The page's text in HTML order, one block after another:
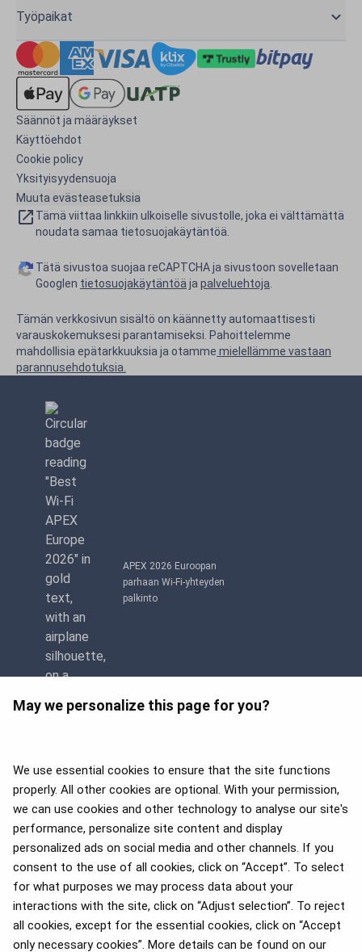
May we personalize this page for you?
We use essential cookies to ensure that the site functions
properly. All other cookies are optional. With your permission,
we can use cookies and other technology to analyse our site's
performance, personalize site content and display
personalized ads on social media and other channels. If you
consent to the use of all cookies, click on “Accept”. To select
for what purposes we may process data about your
interactions with the site, click on “Adjust selection”. To reject
all cookies, except for the essential cookies, click on “Accept
only necessary cookies”. More details can be found on our
Työpaikat
Säännöt ja määräykset
Käyttöehdot
Cookie policy
Yksityisyydensuoja
Muuta evästeasetuksia
Tämä viittaa linkkiin ulkoiselle sivustolle, joka ei välttämättä
noudata samaa tietosuojakäytäntöä.
Tätä sivustoa suojaa reCAPTCHA ja sivustoon sovelletaan
Googlen tietosuojakäytäntöä ja palveluehtoja
Tämän verkkosivun sisältö on käännetty automaattisesti
varauskokemuksesi parantamiseksi. Pahoittelemme
mahdollisia epätarkkuuksia ja otamme mielellämme vastaan
parannusehdotuksia.
APEX 2026 Euroopan
parhaan Wi-Fi-yhteyden
palkinto
APEX 2026 Five Star Major
Airline Award
Vuoden 2025 Flyers' Choice -
palkinnot